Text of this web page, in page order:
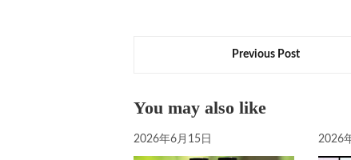
Previous Post
You may also like
2026年6月15日 2026